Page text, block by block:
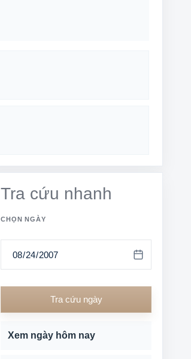
Tra cứu nhanh
CHỌN NGÀY
Tra cứu ngày
Xem ngày hôm nay